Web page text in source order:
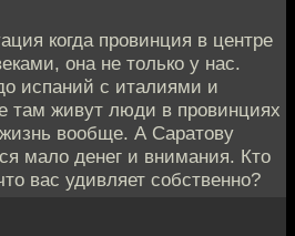
когда провинция в центре
она не только у нас.
испаний с италиями и
там живут люди в провинциях
вообще. А Саратову
мало денег и внимания. Кто
вас удивляет собственно?